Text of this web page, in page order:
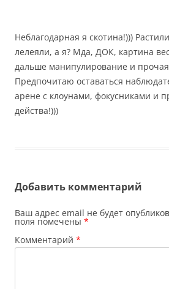
Неблагодарная я скотина!)))
лелеяли, а я? Мда, ДОК, картина
дальше манипулирование и
Предпочитаю оставаться
арене с клоунами, фокусниками и
действа!)))
Добавить комментарий
Ваш адрес email не будет
поля помечены *
Комментарий *